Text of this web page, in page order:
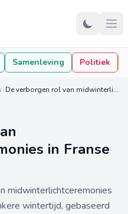
Samenleving Politiek
De verborgen rol van midwinterlichtceremonies in Franse kloostertuinen
in Franse
midwinterlichtceremonies
wintertijd, gebaseerd